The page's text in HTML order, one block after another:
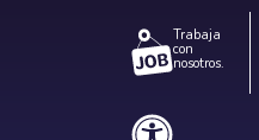
Trabaja
con
nosotros.